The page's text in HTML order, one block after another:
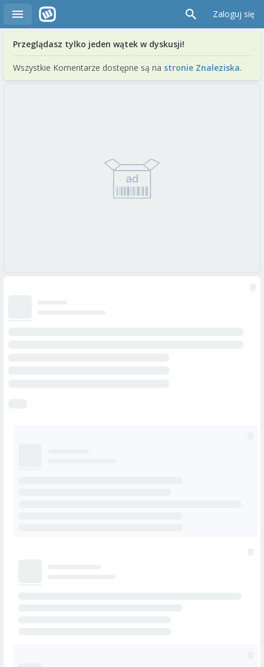
Zaloguj się
Przeglądasz tylko jeden wątek w dyskusji!
Wszystkie Komentarze dostępne są na stronie Znaleziska.